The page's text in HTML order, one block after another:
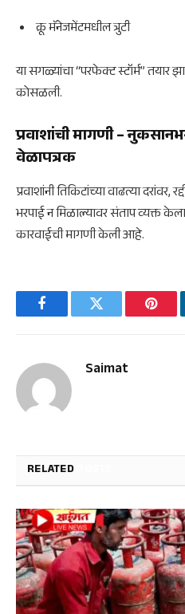
क्रू मॅनेजमेंटमधील त्रुटी
या सगळ्यांचा “परफेक्ट स्टॉर्म” तयार
कोसळली.
प्रवाशांची मागणी –
वेळापत्रक
प्रवाशांनी तिकिटांच्या वाढत्या दरांवर,
भरपाई न मिळाल्यावर संताप व्यक्त
कारवाईची मागणी केली आहे.
FacebookTwitter
Saimat
RELATED